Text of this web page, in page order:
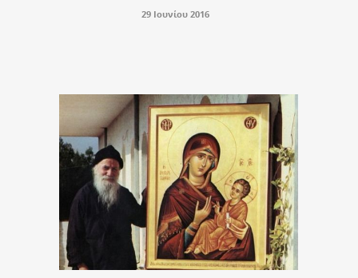
29 Ιουνίου 2016